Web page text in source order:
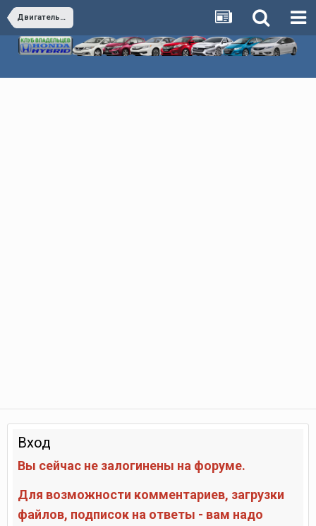
Двигатель, топливная система, система охлаждения
Вход
Вы сейчас не залогинены на форуме.
Для возможности комментариев, загрузки
файлов, подписок на ответы - вам надо